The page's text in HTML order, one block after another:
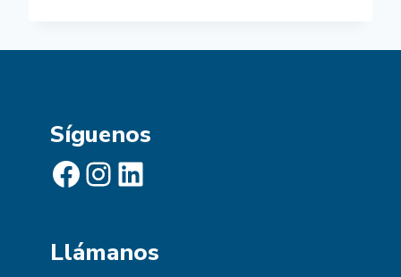
Síguenos
Facebook Instagram LinkedIn
Llámanos